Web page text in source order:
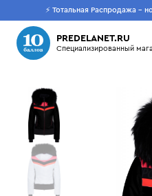
⚡ Тотальная Распродажа -
PREDELANET.RU
Специализированный
Пусто
Что будем искать?